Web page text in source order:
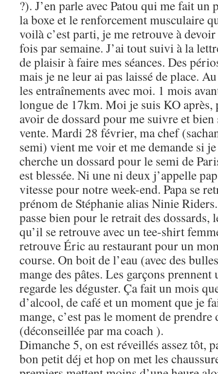
?). J’en parle avec Patou qui me fait
la boxe et le renforcement musculaire
voilà c’est parti, je me retrouve à
fois par semaine. J’ai tout suivi à la
de plaisir à faire mes séances. Des
mais je ne leur ai pas laissé de place.
les entraînements avec moi. 1 mois
longue de 17km. Moi je suis KO après,
avoir de dossard pour me suivre et
vente. Mardi 28 février, ma chef
semi) vient me voir et me demande si
cherche un dossard pour le semi de
est blessée. Ni une ni deux j’appelle
vitesse pour notre week-end. Papa se
prénom de Stéphanie alias Ninie
passe bien pour le retrait des dossards,
qu’il se retrouve avec un tee-shirt
retrouve Éric au restaurant pour un
course. On boit de l’eau (avec des
mange des pâtes. Les garçons prennent
regarde les déguster. Ça fait un mois
d’alcool, de café et un moment que je
mange, c’est pas le moment de prendre
(déconseillée par ma coach ).
Dimanche 5, on est réveillés assez tôt,
bon petit déj et hop on met les